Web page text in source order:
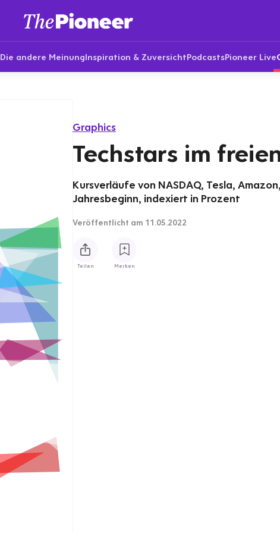
Die andere MeinungInspiration & ZuversichtPodcastsPioneer Live
Graphics
Techstars im
Kursverläufe von NASDAQ, Tesla,
Jahresbeginn, indexiert in Prozent
Veröffentlicht am 11.05.2022
Teilen Merken